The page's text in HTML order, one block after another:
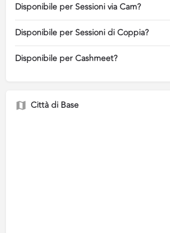
Disponibile per Sessioni via Cam?
Disponibile per Sessioni di Coppia?
Disponibile per Cashmeet?
Città di Base